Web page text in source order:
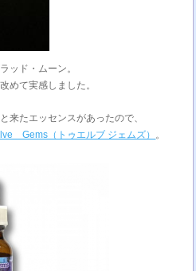
ッド・ムーン。
めて実感しました。
来たエッセンスがあったので、
Gems（トゥエルブ ジェムズ） 。